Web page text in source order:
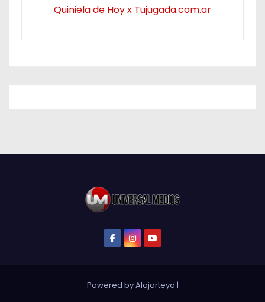
Quiniela de Hoy x Tujugada.com.ar
Powered by Alojarteya |